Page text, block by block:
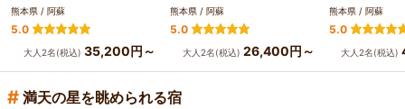
熊本県 / 阿蘇
5.0
大人2名(税込) 35,200円～
熊本県 / 阿蘇
5.0
大人2名(税込) 26,400円～
熊本県 / 阿蘇
5.0
大人2名(税込)
# 満天の星を眺められる宿